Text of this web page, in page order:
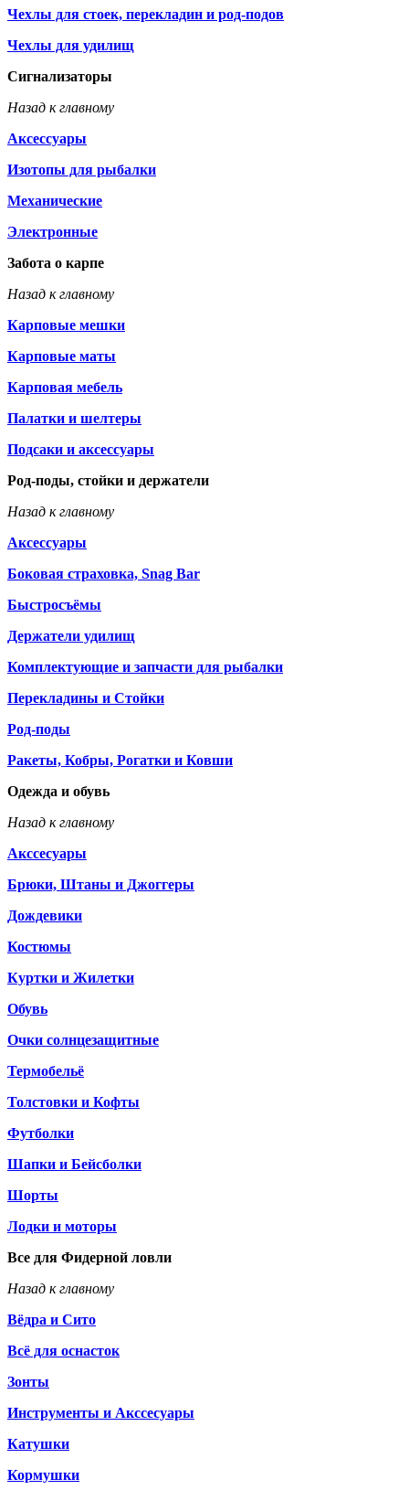
Чехлы для стоек, перекладин и род-подов
Чехлы для удилищ
Сигнализаторы
Назад к главному
Аксессуары
Изотопы для рыбалки
Механические
Электронные
Забота о карпе
Назад к главному
Карповые мешки
Карповые маты
Карповая мебель
Палатки и шелтеры
Подсаки и аксессуары
Род-поды, стойки и держатели
Назад к главному
Аксессуары
Боковая страховка, Snag Bar
Быстросъёмы
Держатели удилищ
Комплектующие и запчасти для рыбалки
Перекладины и Стойки
Род-поды
Ракеты, Кобры, Рогатки и Ковши
Одежда и обувь
Назад к главному
Акссесуары
Брюки, Штаны и Джоггеры
Дождевики
Костюмы
Куртки и Жилетки
Обувь
Очки солнцезащитные
Термобельё
Толстовки и Кофты
Футболки
Шапки и Бейсболки
Шорты
Лодки и моторы
Все для Фидерной ловли
Назад к главному
Вёдра и Сито
Всё для оснасток
Зонты
Инструменты и Акссесуары
Катушки
Кормушки